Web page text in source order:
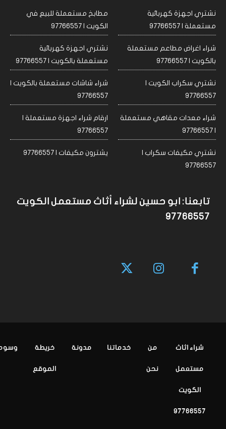
نشتري اجهزة كهربائية
مستعملة | 97766557
مطابخ مستعملة للبيع في
الكويت | 97766557
شراء اغراض مطاعم مستعملة
بالكويت | 97766557
نشتري اجهزة كهربائية
مستعملة بالكويت | 97766557
نشتري سكراب الكويت |
97766557
شراء شاشات مستعملة بالكويت |
97766557
شراء معدات مقاهي مستعملة
| 97766557
ارقام شراء اجهزة مستعملة |
97766557
نشتري مكيفات سكراب |
97766557
يشترون مكيفات | 97766557
تابعنا: ابو حسين لشراء أثاث مستعمل الكويت
97766557
شراء اثاث
مستعمل
الكويت
97766557
من
نحن
خدماتنا مدونة خريطة
الموقع